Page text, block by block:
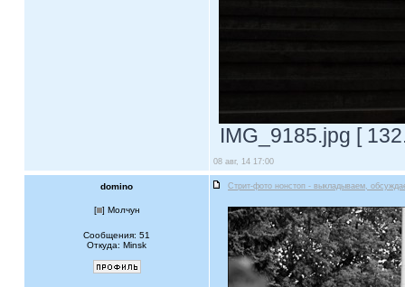
IMG_9185.jpg [
08 авг, 14 17:00
domino Стрит-фото нонстоп - выкладываем,
[ ] Молчун
Сообщения: 51
Откуда: Minsk